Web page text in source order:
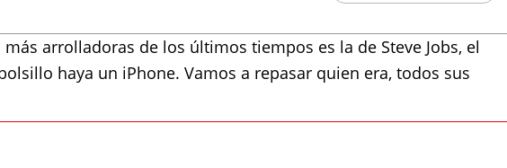
arrolladoras de los últimos tiempos es la de Steve Jobs, el
haya un iPhone. Vamos a repasar quien era, todos sus